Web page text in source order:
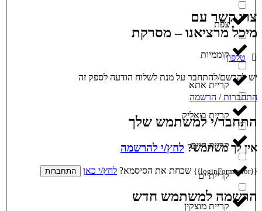
צפת
קוממיות
קריית אתא
קריית ביאליק
קריית חיים
קריית ים
קריית מוצקין
צרו קשר עם
מיכל מרציאנו – מסרקת
טלפון
יש להרשם/להתחבר על מנת לשלוח הודעה לספק זה
התחברות / הרשמה
התחבר/י למשתמש שלך
אין לך משתמש? לחץ/י להרשמה
{{loginForm.error}} שכחת את הסיסמא? לחץ/י כאן התחברות
הרשמה למשתמש חדש